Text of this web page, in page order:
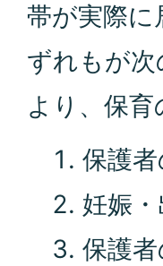
帯が実際
ずれもが
より、保
保護
妊娠
保護